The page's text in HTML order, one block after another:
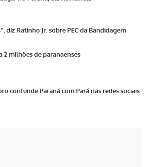
diz Ratinho Jr. sobre PEC da Bandidagem
2 milhões de paranaenses
confunde Paraná com Pará nas redes sociais